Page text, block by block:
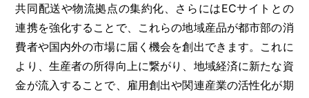
共同配送や物流拠点の集約化、さらにはECサイトとの
連携を強化することで、これらの地域産品が都市部の消
費者や国内外の市場に届く機会を創出できます。これに
より、生産者の所得向上に繋がり、地域経済に新たな資
金が流入することで、雇用創出や関連産業の活性化が期